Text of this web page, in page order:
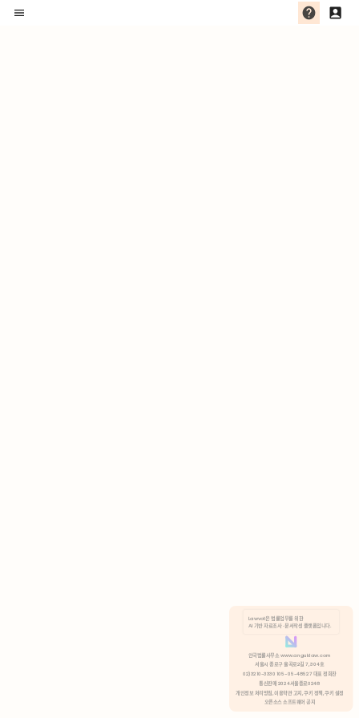
분석 쿠키 허용
Lawvot은 법률업무를 위한
AI 기반 자료조사 · 문서작성 플랫폼입니다.
안국법률사무소 www.anguklaw.com
서울시 종로구 율곡로2길 7, 304호
02)3210-3330 105-05-48527 대표 정희찬
통신판매 2024서울종로0248
개인정보 처리방침, 이용약관 고지, 쿠키 정책, 쿠키 설정
오픈소스 소프트웨어 공지